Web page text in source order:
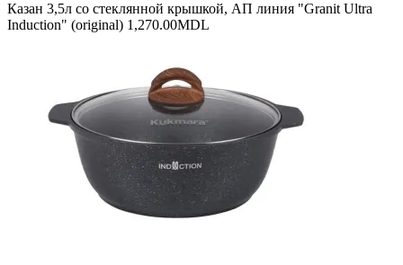
Казан 3,5л со стеклянной крышкой, АП линия "Granit Ultra
Induction" (original) 1,270.00MDL